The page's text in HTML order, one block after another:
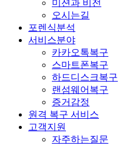
미션과 비전
오시는길
포렌식분석
서비스분야
카카오톡복구
스마트폰복구
하드디스크복구
랜섬웨어복구
증거감정
원격 복구 서비스
고객지원
자주하는질문